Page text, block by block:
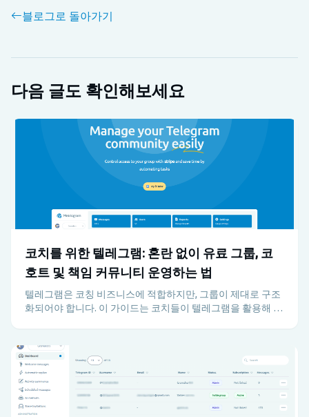
블로그로 돌아가기
다음 글도 확인해보세요
코치를 위한 텔레그램: 혼란 없이 유료 그룹, 코
호트 및 책임 커뮤니티 운영하는 법
텔레그램은 코칭 비즈니스에 적합하지만, 그룹이 제대로 구조
화되어야 합니다. 이 가이드는 코치들이 텔레그램을 활용해 유